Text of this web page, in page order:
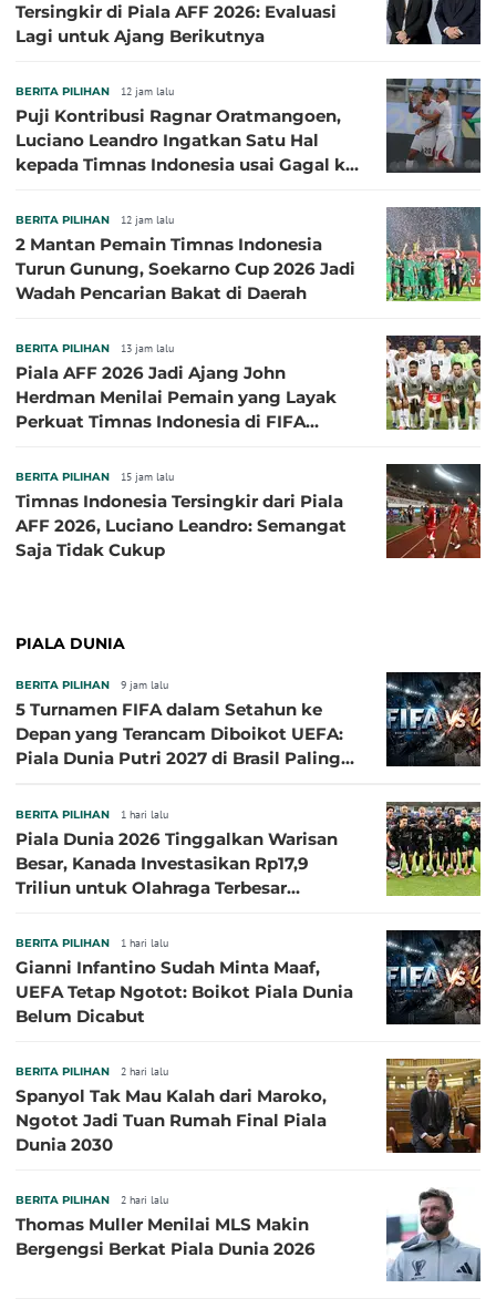
Tersingkir di Piala AFF 2026: Evaluasi
Lagi untuk Ajang Berikutnya
BERITA PILIHAN 12 jam lalu
Puji Kontribusi Ragnar Oratmangoen,
Luciano Leandro Ingatkan Satu Hal
kepada Timnas Indonesia usai Gagal ke
BERITA PILIHAN 12 jam lalu
2 Mantan Pemain Timnas Indonesia
Turun Gunung, Soekarno Cup 2026 Jadi
Wadah Pencarian Bakat di Daerah
BERITA PILIHAN 13 jam lalu
Piala AFF 2026 Jadi Ajang John
Herdman Menilai Pemain yang Layak
Perkuat Timnas Indonesia di FIFA
BERITA PILIHAN 15 jam lalu
Timnas Indonesia Tersingkir dari Piala
AFF 2026, Luciano Leandro: Semangat
Saja Tidak Cukup
PIALA DUNIA
BERITA PILIHAN 9 jam lalu
5 Turnamen FIFA dalam Setahun ke
Depan yang Terancam Diboikot UEFA:
Piala Dunia Putri 2027 di Brasil Paling
BERITA PILIHAN 1 hari lalu
Piala Dunia 2026 Tinggalkan Warisan
Besar, Kanada Investasikan Rp17,9
Triliun untuk Olahraga Terbesar
BERITA PILIHAN 1 hari lalu
Gianni Infantino Sudah Minta Maaf,
UEFA Tetap Ngotot: Boikot Piala Dunia
Belum Dicabut
BERITA PILIHAN 2 hari lalu
Spanyol Tak Mau Kalah dari Maroko,
Ngotot Jadi Tuan Rumah Final Piala
Dunia 2030
BERITA PILIHAN 2 hari lalu
Thomas Muller Menilai MLS Makin
Bergengsi Berkat Piala Dunia 2026